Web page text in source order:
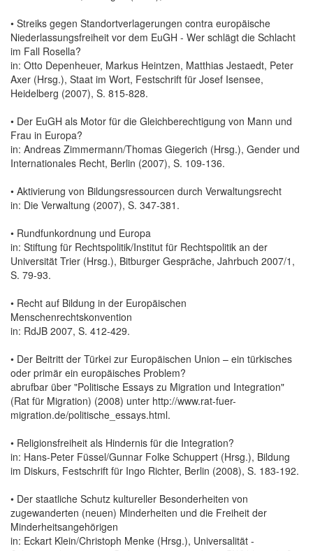
• Streiks gegen Standortverlagerungen contra europäische
Niederlassungsfreiheit vor dem EuGH - Wer schlägt die Schlacht
im Fall Rosella?
in: Otto Depenheuer, Markus Heintzen, Matthias Jestaedt, Peter
Axer (Hrsg.), Staat im Wort, Festschrift für Josef Isensee,
Heidelberg (2007), S. 815-828.
• Der EuGH als Motor für die Gleichberechtigung von Mann und
Frau in Europa?
in: Andreas Zimmermann/Thomas Giegerich (Hrsg.), Gender und
Internationales Recht, Berlin (2007), S. 109-136.
• Aktivierung von Bildungsressourcen durch Verwaltungsrecht
in: Die Verwaltung (2007), S. 347-381.
• Rundfunkordnung und Europa
in: Stiftung für Rechtspolitik/Institut für Rechtspolitik an der
Universität Trier (Hrsg.), Bitburger Gespräche, Jahrbuch 2007/1,
S. 79-93.
• Recht auf Bildung in der Europäischen
Menschenrechtskonvention
in: RdJB 2007, S. 412-429.
• Der Beitritt der Türkei zur Europäischen Union – ein türkisches
oder primär ein europäisches Problem?
abrufbar über "Politische Essays zu Migration und Integration"
(Rat für Migration) (2008) unter http://www.rat-fuer-
migration.de/politische_essays.html.
• Religionsfreiheit als Hindernis für die Integration?
in: Hans-Peter Füssel/Gunnar Folke Schuppert (Hrsg.), Bildung
im Diskurs, Festschrift für Ingo Richter, Berlin (2008), S. 183-192.
• Der staatliche Schutz kultureller Besonderheiten von
zugewanderten (neuen) Minderheiten und die Freiheit der
Minderheitsangehörigen
in: Eckart Klein/Christoph Menke (Hrsg.), Universalität -